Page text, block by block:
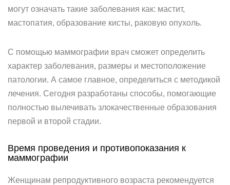
могут означать такие заболевания как: мастит,
мастопатия, образование кисты, раковую опухоль.
С помощью маммографии врач сможет определить
характер заболевания, размеры и местоположение
патологии. А самое главное, определиться с методикой
лечения. Сегодня разработаны способы, помогающие
полностью вылечивать злокачественные образования
первой и второй стадии.
Время проведения и противопоказания к
маммографии
Женщинам репродуктивного возраста рекомендуется